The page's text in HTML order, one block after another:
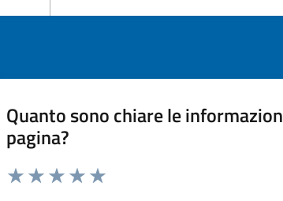
Quanto sono chiare le
pagina?
Valuta da 1 a 5 stelle la pagina